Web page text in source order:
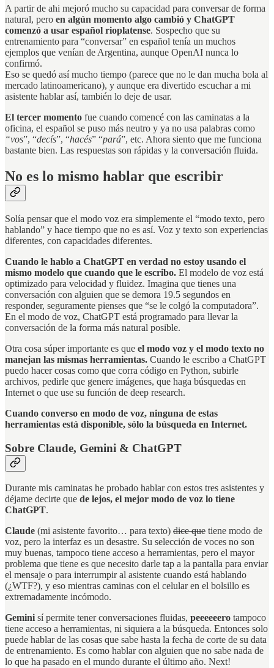
A partir de ahi mejoró mucho su capacidad para conversar de forma
natural, pero en algún momento algo cambió y ChatGPT
comenzó a usar español rioplatense. Sospecho que su
entrenamiento para “conversar” en español tenía un muchos
ejemplos que venían de Argentina, aunque OpenAI nunca lo
confirmó.
Eso se quedó así mucho tiempo (parece que no le dan mucha bola al
mercado latinoamericano), y aunque era divertido escuchar a mi
asistente hablar así, también lo deje de usar.
El tercer momento fue cuando comencé con las caminatas a la
oficina, el español se puso más neutro y ya no usa palabras como
“vos”, “decís”, “hacés” “pará”, etc. Ahora siento que me funciona
bastante bien. Las respuestas son rápidas y la conversación fluida.
No es lo mismo hablar que escribir
Solía pensar que el modo voz era simplemente el “modo texto, pero
hablando” y hace tiempo que no es así. Voz y texto son experiencias
diferentes, con capacidades diferentes.
Cuando le hablo a ChatGPT en verdad no estoy usando el
mismo modelo que cuando que le escribo. El modelo de voz está
optimizado para velocidad y fluidez. Imagina que tienes una
conversación con alguien que se demora 19.5 segundos en
responder, seguramente pienses que “se le colgó la computadora”.
En el modo de voz, ChatGPT está programado para llevar la
conversación de la forma más natural posible.
Otra cosa súper importante es que el modo voz y el modo texto no
manejan las mismas herramientas. Cuando le escribo a ChatGPT
puedo hacer cosas como que corra código en Python, subirle
archivos, pedirle que genere imágenes, que haga búsquedas en
Internet o que use su función de deep research.
Cuando converso en modo de voz, ninguna de estas
herramientas está disponible, sólo la búsqueda en Internet.
Sobre Claude, Gemini & ChatGPT
Durante mis caminatas he probado hablar con estos tres asistentes y
déjame decirte que de lejos, el mejor modo de voz lo tiene
ChatGPT.
Claude (mi asistente favorito… para texto) dice que tiene modo de
voz, pero la interfaz es un desastre. Su selección de voces no son
muy buenas, tampoco tiene acceso a herramientas, pero el mayor
problema que tiene es que necesito darle tap a la pantalla para enviar
el mensaje o para interrumpir al asistente cuando está hablando
(¿WTF?), y eso mientras caminas con el celular en el bolsillo es
extremadamente incómodo.
Gemini sí permite tener conversaciones fluidas, peeeeeero tampoco
tiene acceso a herramientas, ni siquiera a la búsqueda. Entonces solo
puede hablar de las cosas que sabe hasta la fecha de corte de su data
de entrenamiento. Es como hablar con alguien que no sabe nada de
lo que ha pasado en el mundo durante el último año. Next!